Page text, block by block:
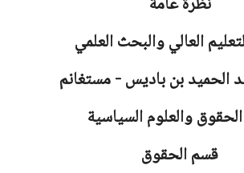
العالي والبحث العلمي
الحميد بن باديس - مستغانم
والعلوم السياسية
قسم الحقوق